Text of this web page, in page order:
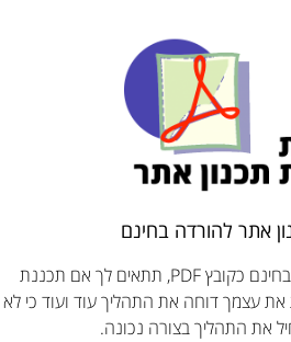
אתר להורדה בחינם
חוברת זו, שמוצעת להורדה בחינם כקובץ PDF, תתאים לך אם תכננת
עצמך דוחה את התהליך עוד ועוד כי לא
את התהליך בצורה נכונה.